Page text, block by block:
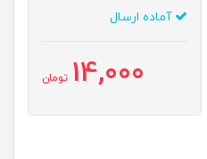
آماده ارسال
14,000 تومان